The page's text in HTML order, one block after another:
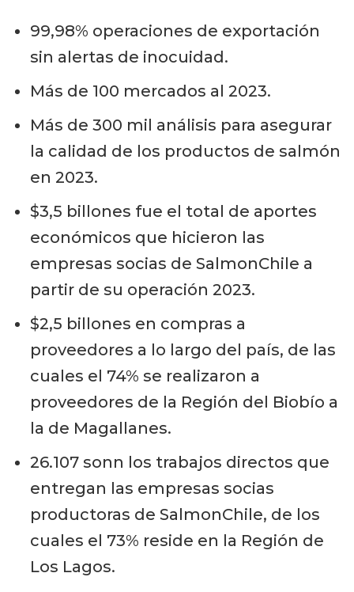
99,98% operaciones de exportación
sin alertas de inocuidad.
Más de 100 mercados al 2023.
Más de 300 mil análisis para asegurar
la calidad de los productos de salmón
en 2023.
$3,5 billones fue el total de aportes
económicos que hicieron las
empresas socias de SalmonChile a
partir de su operación 2023.
$2,5 billones en compras a
proveedores a lo largo del país, de las
cuales el 74% se realizaron a
proveedores de la Región del Biobío a
la de Magallanes.
26.107 sonn los trabajos directos que
entregan las empresas socias
productoras de SalmonChile, de los
cuales el 73% reside en la Región de
Los Lagos.